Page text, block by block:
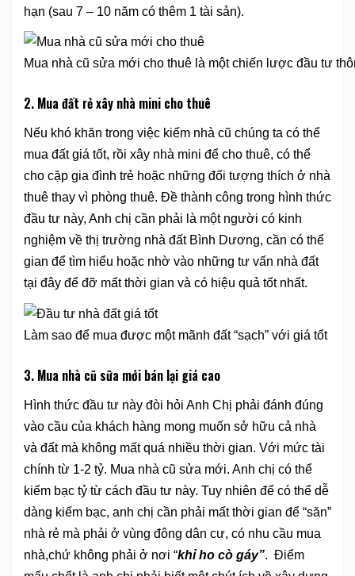
hạn (sau 7 – 10 năm có thêm 1 tài sản).
Mua nhà cũ sửa mới cho thuê là một chiến lược đầu tư
2. Mua đất rẻ xây nhà mini cho thuê
Nếu khó khăn trong việc kiếm nhà cũ chúng ta có thể
mua đất giá tốt, rồi xây nhà mini để cho thuê, có thể
cho cặp gia đình trẻ hoặc những đối tượng thích ở nhà
thuê thay vì phòng thuê. Đề thành công trong hình thức
đầu tư này, Anh chị cần phải là một người có kinh
nghiệm về thị trường nhà đất Bình Dương, cần có thể
gian để tìm hiểu hoặc nhờ vào những tư vấn nhà đất
tại đây để đỡ mất thời gian và có hiệu quả tốt nhất.
Làm sao để mua được một mãnh đất “sạch” với giá tốt
3. Mua nhà cũ sữa mới bán lại giá cao
Hình thức đầu tư này đòi hỏi Anh Chị phải đánh đúng
vào cầu của khách hàng mong muốn sở hữu cả nhà
và đất mà không mất quá nhiều thời gian. Với mức tài
chính từ 1-2 tỷ. Mua nhà cũ sửa mới. Anh chị có thể
kiếm bạc tỷ từ cách đầu tư này. Tuy nhiên để có thể dễ
dàng kiếm bạc, anh chị cần phải mất thời gian để “săn”
nhà rẻ mà phải ở vùng đông dân cư, có nhu cầu mua
nhà,chứ không phải ở nơi “khỉ ho cò gáy”. Điểm